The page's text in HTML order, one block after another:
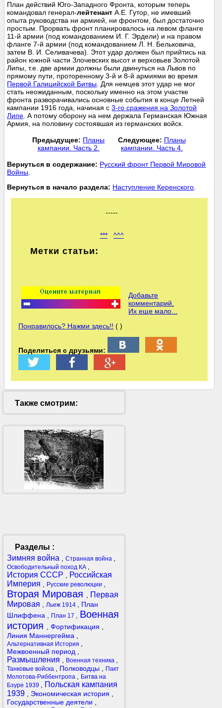
План действий Юго-Западного Фронта, которым теперь
командовал генерал-лейтенант А.Е. Гутор, не имевший
опыта руководства ни армией, ни фронтом, был достаточно
простым. Прорвать фронт планировалось на левом фланге
11-й армии (под командованием И. Г. Эрдели) и на правом
фланге 7-й армии (под командованием Л. Н. Бельковича,
затем В. И. Селивачева). Этот удар должен был прийтись на
район южной части Злочевских высот и верховьев Золотой
Липы, т.е. две армии должны были двинуться на Львов по
прямому пути, проторенному 3-й и 8-й армиями во время
Первой Галицийской Битвы . Для немцев этот удар не мог
стать неожиданным, поскольку именно на этом участке
фронта разворачивались основные события в конце Летней
кампании 1916 года, начиная с3-го сражения на Золотой
Липе . А потому оборону на нем держала Германская Южная
Армия, на половину состоявшая из германских войск.
Предыдущее: Планы
кампании. Часть 2.
Следующее: Планы
кампании. Часть 4.
Вернуться в содержание: Русский фронт Первой Мировой
Войны
Вернуться в начало раздела: Наступление Керенского
-----
*** ^^^
Метки статьи:
Добавьте
комментарий.
Их еще мало...
Понравилось? Нажми здесь!! ( )
Поделиться с друзьями:
Также смотрим:
Разделы :
Зимняя война
Странная война
Освободительный поход КА
История СССР
Российская
Империя
Русские революции
Вторая Мировая
Первая
Мировая
Льеж 1914
План
Шлиффена
План 17
Военная
история
Фортификация
Линия Маннергейма
Альтернативная История
Межвоенный период
Размышления Военная техника
Танковые войска Полководцы
Пакт
Молотова-Риббентропа
Битва на
Бзуре 1939
Польская кампания
1939
Экономическая история
Государственные деятели